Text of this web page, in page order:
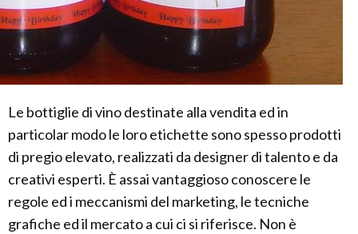
Le bottiglie di vino destinate alla vendita ed in
particolar modo le loro etichette sono spesso prodotti
di pregio elevato, realizzati da designer di talento e da
creativi esperti. È assai vantaggioso conoscere le
regole ed i meccanismi del marketing, le tecniche
grafiche ed il mercato a cui ci si riferisce. Non è